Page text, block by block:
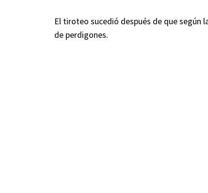
El tiroteo sucedió después de que según
de perdigones.